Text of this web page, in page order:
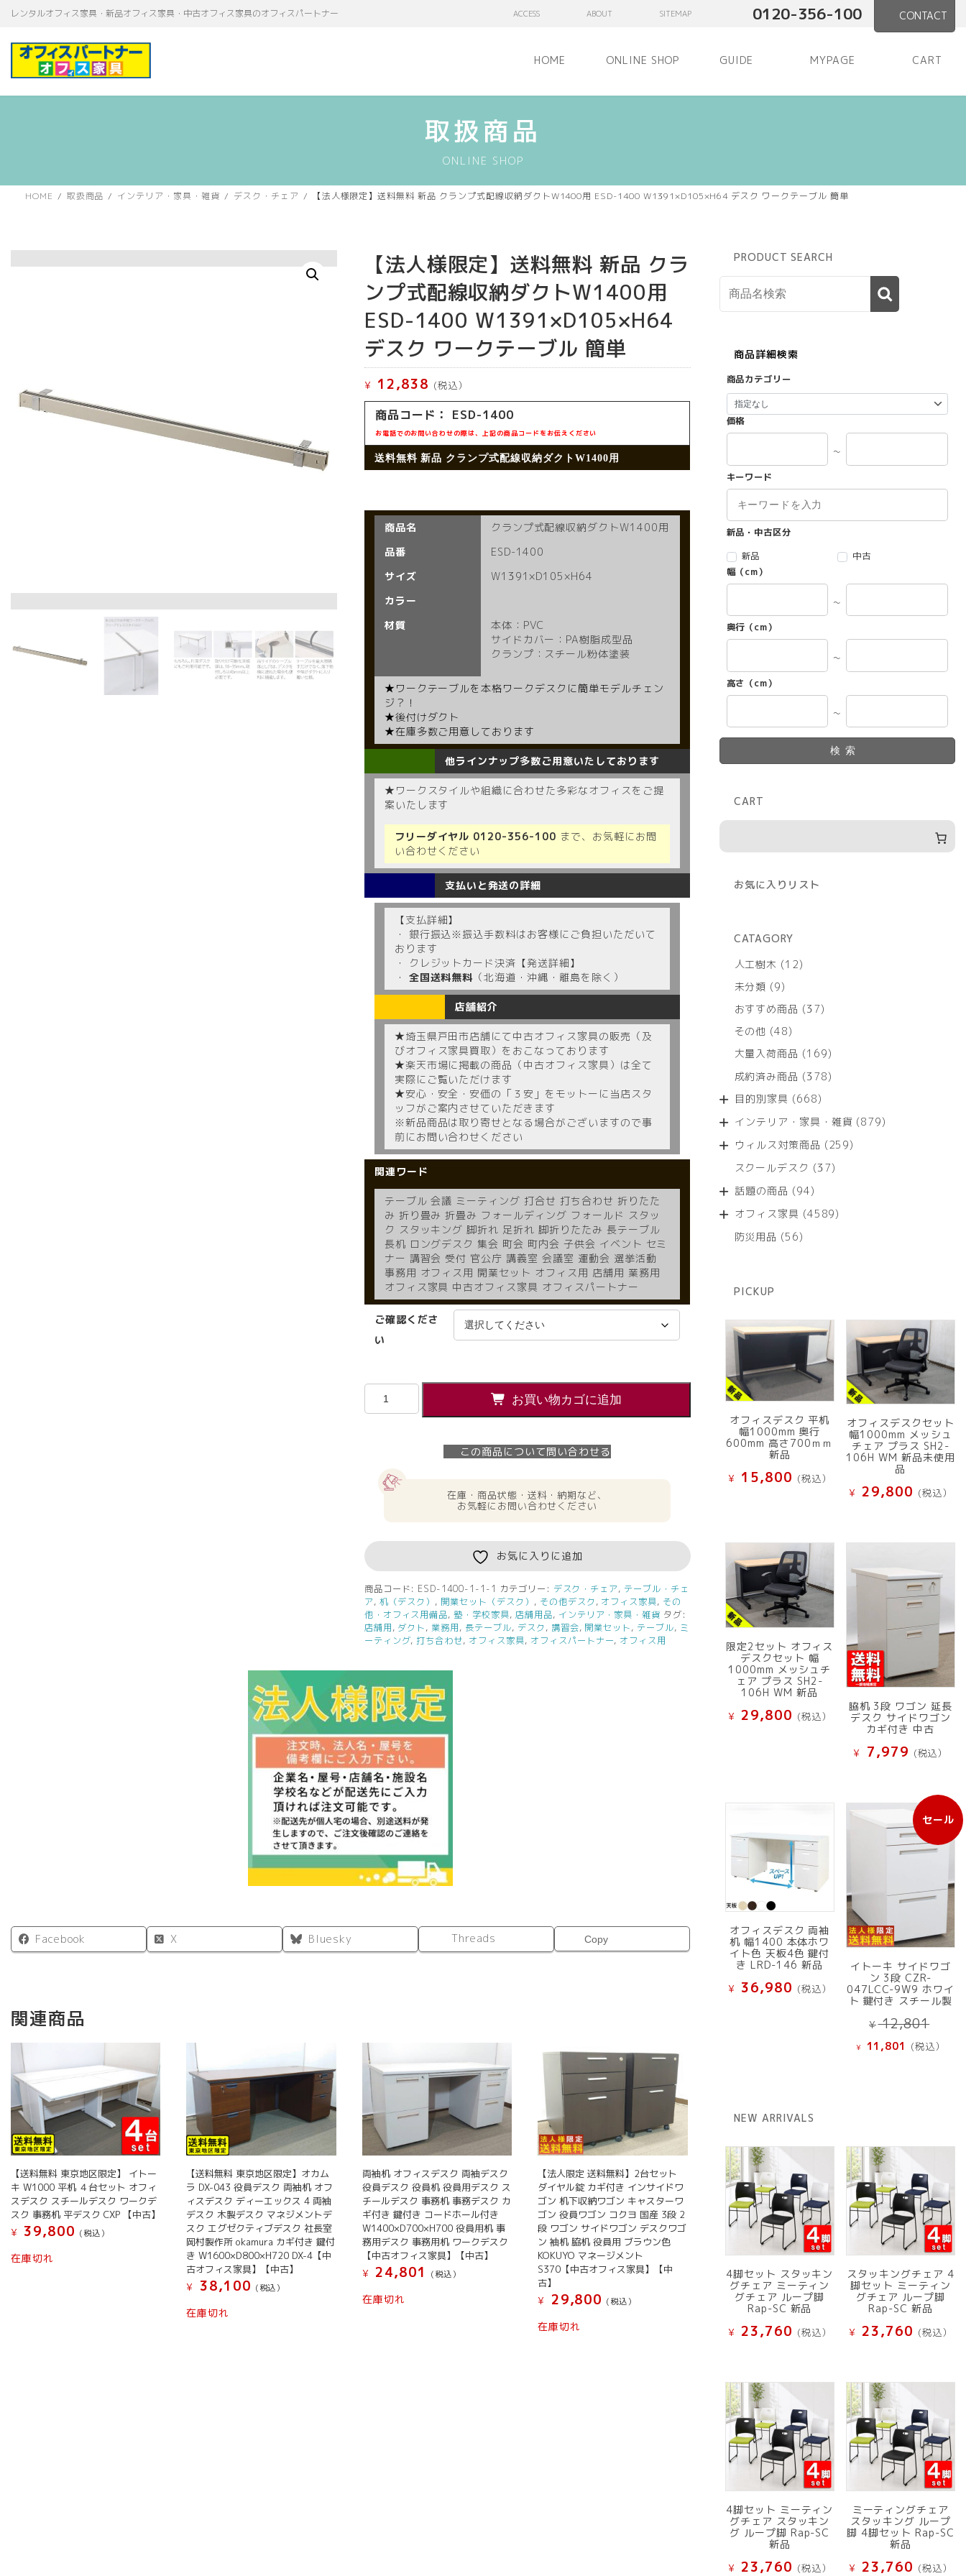
テ
ゲ
レンタルオフィス家具・新品オフィス家具・中古オフィス家具のオフィスパートナー ACCESS ABOUT SITEMAP 0120-356-100 CONTACT
HOME ONLINE SHOP GUIDE MYPAGE CART
取扱商品
ONLINE SHOP
HOME 取扱商品 インテリア・家具・雑貨 デスク・チェア 【法人様限定】送料無料 新品 クランプ式配線収納ダクトW1400用 ESD-1400 W1391×D105×H64 デスク ワークテーブル 簡単
【法人様限定】送料無料 新品 クラ
ンプ式配線収納ダクトW1400用
ESD-1400 W1391×D105×H64
デスク ワークテーブル 簡単
¥ 12,838 (税込）
商品コード： ESD-1400
お電話でのお問い合わせの際は、上記の商品コードをお伝えください
送料無料 新品 クランプ式配線収納ダクトW1400用
商品名
クランプ式配線収納ダクトW1400用
品番
ESD-1400
サイズ
W1391×D105×H64
カラー
材質
本体：PVC
サイドカバー：PA樹脂成型品
クランプ：スチール粉体塗装
★ワークテーブルを本格ワークデスクに簡単モデルチェン
ジ？！
★後付けダクト
★在庫多数ご用意しております
他ラインナップ多数ご用意いたしております
★ワークスタイルや組織に合わせた多彩なオフィスをご提
案いたします
フリーダイヤル 0120-356-100 まで、お気軽にお問
い合わせください
支払いと発送の詳細
【支払詳細】
・ 銀行振込※振込手数料はお客様にご負担いただいて
おります
・ クレジットカード決済【発送詳細】
・ 全国送料無料 （北海道・沖縄・離島を除く）
店舗紹介
★埼玉県戸田市店舗にて中古オフィス家具の販売（及
びオフィス家具買取）をおこなっております
★楽天市場に掲載の商品（中古オフィス家具）は全て
実際にご覧いただけます
★安心・安全・安価の「３安」をモットーに当店スタ
ッフがご案内させていただきます
※新品商品は取り寄せとなる場合がございますので事
前にお問い合わせください
関連ワード
テーブル 会議 ミーティング 打合せ 打ち合わせ 折りたた
み 折り畳み 折畳み フォールディング フォールド スタッ
ク スタッキング 脚折れ 足折れ 脚折りたたみ 長テーブル
長机 ロングデスク 集会 町会 町内会 子供会 イベント セミ
ナー 講習会 受付 官公庁 講義室 会議室 運動会 選挙活動
事務用 オフィス用 開業セット オフィス用 店舗用 業務用
オフィス家具 中古オフィス家具 オフィスパートナー
ご確認くださ
い
【法
新
品
ク
ラ
ン
プ
式
線
収
納
ダ
ク
ト
W1400
用
ESD-
1400
W1391×D105×H64
デ
ス
ク
テ
個
お買い物カゴに追加
この商品について問い合わせる
在庫・商品状態・送料・納期など、
お気軽にお問い合わせください
お気に入りに追加
商品コード: ESD-1400-1-1-1 カテゴリー: デスク・チェア, テーブル・チェ
ア, 机（デスク） , 開業セット（デスク） , その他デスク , オフィス家具, その
他・オフィス用備品,塾・学校家具, 店舗用品, インテリア・家具・雑貨 タグ:
店舗用, ダクト, 業務用, 長テーブル, デスク , 講習会, 開業セット, テーブル, ミ
ーティング, 打ち合わせ, オフィス家具, オフィスパートナー, オフィス用
Facebook X Bluesky Threads Copy
関連商品
【送料無料 東京地区限定】 イトー
キ W1000 平机 ４台セット オフィ
スデスク スチールデスク ワークデ
スク 事務机 平デスク CXP 【中古】
¥
39,800 (税込）
在庫切れ
【送料無料 東京地区限定】オカム
ラ DX-043 役員デスク 両袖机 オフ
ィスデスク ディーエックス 4 両袖
デスク 木製デスク マネジメントデ
スク エグゼクティブデスク 社長室
岡村製作所 okamura カギ付き 鍵付
き W1600×D800×H720 DX-4【中
古オフィス家具】【中古】
¥
38,100 (税込）
在庫切れ
両袖机 オフィスデスク 両袖デスク
役員デスク 役員机 役員用デスク ス
チールデスク 事務机 事務デスク カ
ギ付き 鍵付き コードホール付き
W1400×D700×H700 役員用机 事
務用デスク 事務用机 ワークデスク
【中古オフィス家具】【中古】
¥ 24,801 (税込）
在庫切れ
【法人限定 送料無料】2台セット
ダイヤル錠 カギ付き インサイドワ
ゴン 机下収納ワゴン キャスターワ
ゴン 役員ワゴン コクヨ 国産 3段 2
段 ワゴン サイドワゴン デスクワゴ
ン 袖机 脇机 役員用 ブラウン色
KOKUYO マネージメント
S370【中古オフィス家具】【中
古】
¥
29,800 (税込）
在庫切れ
PRODUCT SEARCH
商品詳細検索
商品カテゴリー
価格
～
キーワード
新品・中古区分
新品
中古
幅（cm）
～
奥行（cm）
～
高さ（cm）
～
検索
CART
お気に入りリスト
CATAGORY
人工樹木
1212
商
未分類 99
の
商
おすすめ商品 3737
商
その他 4848
の
商
大量入荷商品 169169
の
成約済み商品 378378
商
目的別家具 668668
の
商
インテリア・家具・雑貨 879879
ウィルス対策商品 259259
スクールデスク 3737
商
話題の商品 9494
の
オフィス家具 45894589
防災用品 5656
PICKUP
オフィスデスク 平机
幅1000mm 奥行
600mm 高さ700ｍｍ
新品
¥ 15,800 (税込）
オフィスデスクセット
幅1000mm メッシュ
チェア プラス SH2-
106H WM 新品未使用
品
¥ 29,800 (税込）
限定2セット オフィス
デスクセット 幅
1000mm メッシュチ
ェア プラス SH2-
106H WM 新品
¥ 29,800 (税込）
脇机 3段 ワゴン 延長
デスク サイドワゴン
カギ付き 中古
¥ 7,979 (税込）
オフィスデスク 両袖
机 幅1400 本体ホワ
イト色 天板4色 鍵付
き LRD-146 新品
¥ 36,980 (税込）
セール
販
売
中
品
イトーキ サイドワゴ
ン 3段 CZR-
047LCC-9W9 ホワイ
ト 鍵付き スチール製
¥12,801
の
価
¥ 11,801 現
で
す。
(税込）
NEW ARRIVALS
4脚セット スタッキン
グチェア ミーティン
グチェア ループ脚
Rap-SC 新品
¥ 23,760 (税込）
スタッキングチェア 4
脚セット ミーティン
グチェア ループ脚
Rap-SC 新品
¥ 23,760 (税込）
4脚セット ミーティン
グチェア スタッキン
グ ループ脚 Rap-SC
新品
¥ 23,760 (税込）
ミーティングチェア
スタッキング ループ
脚 4脚セット Rap-SC
新品
¥ 23,760 (税込）